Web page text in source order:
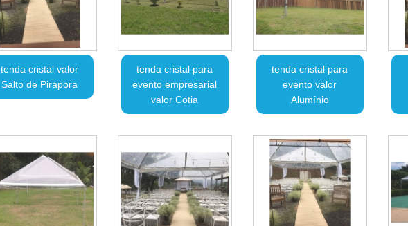
tenda cristal valor
Salto de Pirapora
tenda cristal para
evento empresarial
valor Cotia
tenda cristal para
evento valor
Alumínio